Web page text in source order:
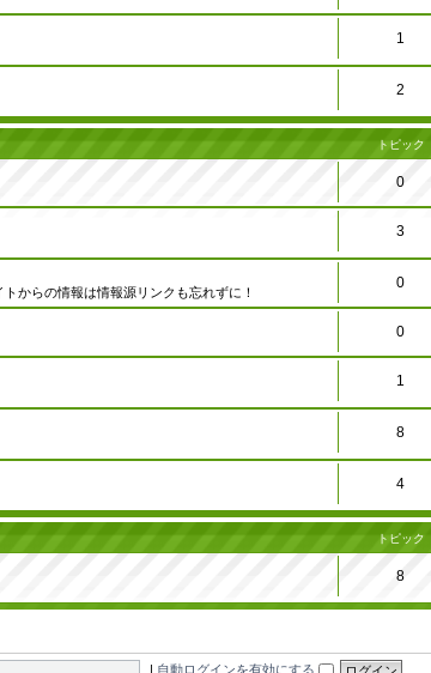
1
2
トピック
0
3
からの情報は情報源リンクも忘れずに！
0
0
1
8
4
トピック
8
| 自動ログインを有効にする